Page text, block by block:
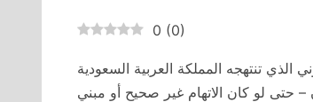
0 (0)
الذي تنتهجه المملكة العربية السعودية
– حتى لو كان الاتهام غير صحيح أو مبني